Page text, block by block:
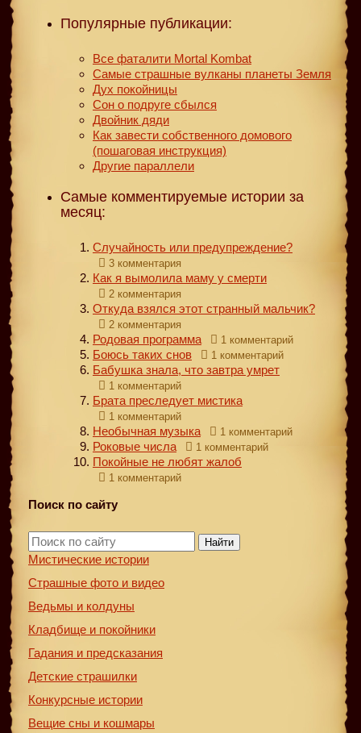
Популярные публикации:
Все фаталити Mortal Kombat
Самые страшные вулканы планеты Земля
Дух покойницы
Сон о подруге сбылся
Двойник дяди
Как завести собственного домового
(пошаговая инструкция)
Другие параллели
Самые комментируемые истории за
месяц:
Случайность или предупреждение?
3 комментария
Как я вымолила маму у смерти
2 комментария
Откуда взялся этот странный мальчик?
2 комментария
Родовая программа 1 комментарий
Боюсь таких снов 1 комментарий
Бабушка знала, что завтра умрет
1 комментарий
Брата преследует мистика
1 комментарий
Необычная музыка 1 комментарий
Роковые числа 1 комментарий
Покойные не любят жалоб
1 комментарий
Поиск по сайту
Найти
Мистические истории
Страшные фото и видео
Ведьмы и колдуны
Кладбище и покойники
Гадания и предсказания
Детские страшилки
Конкурсные истории
Вещие сны и кошмары